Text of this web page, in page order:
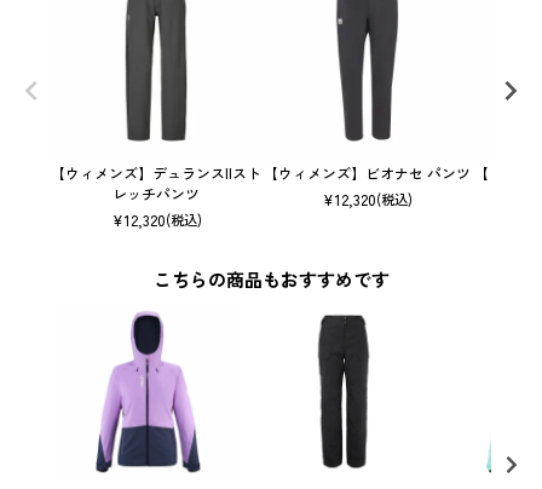
【ウィメンズ】デュランスIIスト
レッチパンツ
¥12,320(税込)
【ウィメンズ】ビオナセ パンツ
¥12,320(税込)
【ウィ
こちらの商品もおすすめです